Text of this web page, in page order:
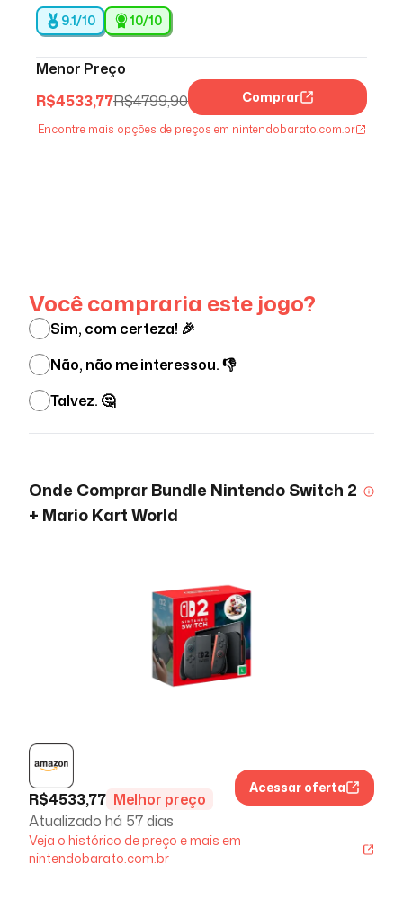
9.1/10 10/10
Menor Preço
R$4533,77R$4799,90 Comprar
Encontre mais opções de preços em nintendobarato.com.br
Você compraria este jogo?
Sim, com certeza! 🎉
Não, não me interessou. 👎
Talvez. 🤔
Onde ComprarBundle Nintendo Switch 2
+ Mario Kart World
R$4533,77 Melhor preço
Atualizado há 57 dias
Acessar oferta
Veja o histórico de preço e mais em
nintendobarato.com.br